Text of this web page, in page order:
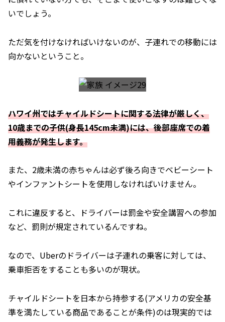
いでしょう。
ただ気を付けなければいけないのが、子連れでの移動には
向かないということ。
ハワイ州ではチャイルドシートに関する法律が厳しく、
10歳までの子供(身長145cm未満)には、後部座席での着
用義務が発生します。
また、2歳未満の赤ちゃんは必ず後ろ向きでベビーシート
やインファントシートを使用しなければいけません。
これに違反すると、ドライバーは罰金や安全講習への参加
など、罰則が規定されているんですね。
なので、Uberのドライバーは子連れの乗客に対しては、
乗車拒否をすることも多いのが現状。
チャイルドシートを日本から持参する(アメリカの安全基
準を満たしている商品であることが条件)のは現実的では